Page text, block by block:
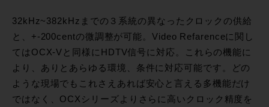
32kHz~382kHzまでの３系統の異なったクロックの供給
と、+-200centの微調整が可能。Video Refarenceに関し
てはOCX-Vと同様にHDTV信号に対応。これらの機能に
より、ありとあらゆる環境、条件に対応可能です。どの
ような現場でもこれさえあれば安心と言える多機能だけ
ではなく、OCXシリーズよりさらに高いクロック精度を